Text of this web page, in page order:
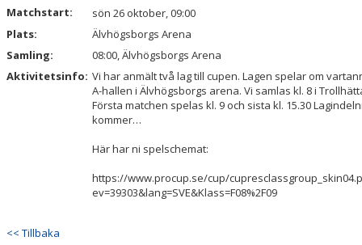
LNIKSHOPEN
BLI MEDLEM
Matchstart:
sön 26 oktober, 09:00
Plats:
Älvhögsborgs Arena
Samling:
08:00, Älvhögsborgs Arena
Aktivitetsinfo: Vi har anmält två lag till cupen. Lagen spelar om
A-hallen i Älvhögsborgs arena. Vi samlas kl. 8 i
Första matchen spelas kl. 9 och sista kl. 15.30
kommer…
Här har ni spelschemat:
https://www.procup.se/cup/
ev=39303&lang=SVE&Klass=F08%2F09
<< Tillbaka